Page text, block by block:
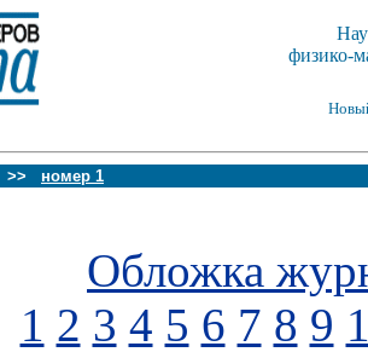
физико-
>> номер 1
Обложка
1 2 3 4 5 6 7 8 9